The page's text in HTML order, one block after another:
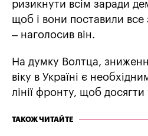
ризикнути всім заради
щоб і вони поставили все
– наголосив він.
На думку Волтца,
віку в Україні є
лінії фронту, щоб досягти
ТАКОЖ ЧИТАЙТЕ